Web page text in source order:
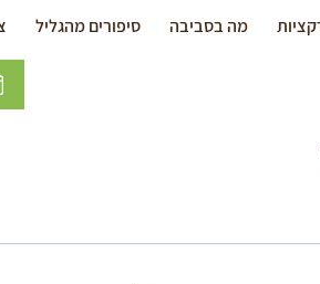
מה בסביבה סיפורים מהגליל